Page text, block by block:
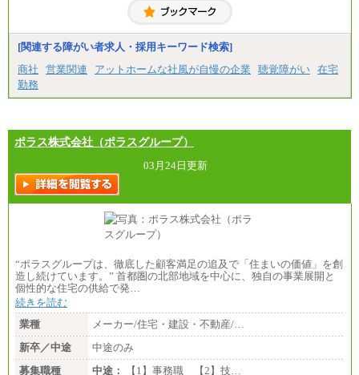
経験・スキルによっては、記載額を超える場合もあ
※試用期間中も給与に変更はございません。
[関連する障がい者求人・採用キーワード検索]
商社
営業関連 アットホームな社風が自慢の企業 聴覚障がい 在宅
勤務
ポラス株式会社（ポラスグループ）
03月24日更新
“ポラスグループは、徹底した顧客満足の追及で「住まいの価値」を創
造し続けています。” 首都圏の北部地域を中心に、独自の事業展開と
個性的な住宅の供給で発…
続きを読む
業種
メーカー/住宅・建設・不動産/…
新卒／中途
中途のみ
募集職種
中途： 【1】事務職 【2】技…